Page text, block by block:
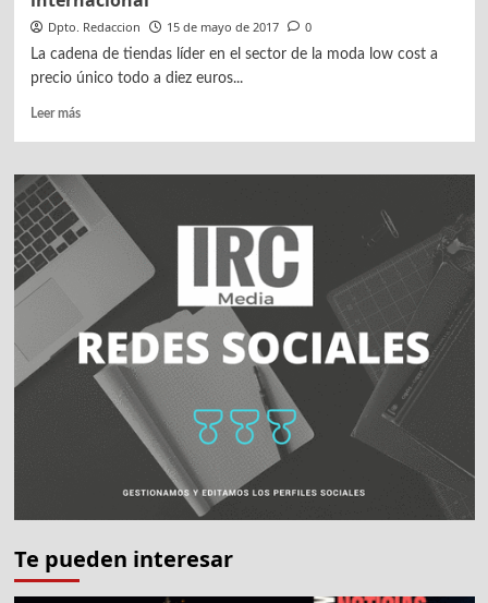
Dpto. Redaccion 15 de mayo de 2017 0
La cadena de tiendas líder en el sector de la moda low cost a
precio único todo a diez euros...
Leer másLeer
Grupo
#MaxiDiez
continua
su
internacional
Te pueden interesar